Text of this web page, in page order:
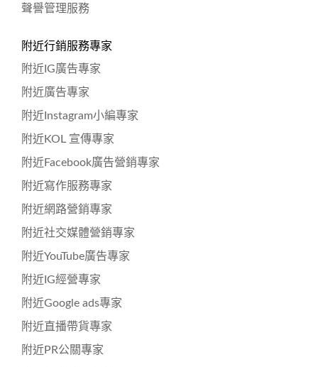
聲譽管理服務
附近行銷服務專家
附近IG廣告專家
附近廣告專家
附近Instagram小編專家
附近KOL 宣傳專家
附近Facebook廣告營銷專家
附近寫作服務專家
附近網路營銷專家
附近社交媒體營銷專家
附近YouTube廣告專家
附近IG經營專家
附近Google ads專家
附近直播帶貨專家
附近PR公關專家